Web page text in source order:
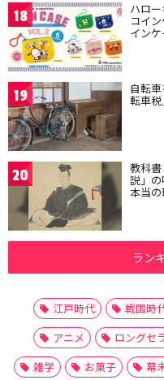
18 ハロ
コイ
イン
19 自転
転車
20 教科
説」
本当の
ラン
江戸時代 戦国時
アニメ
ロングセ
雑学
お菓子 幕